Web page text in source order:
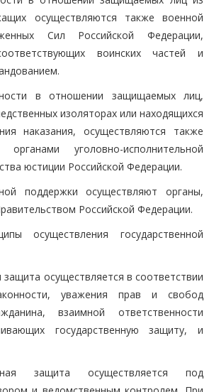
осуществляются также военной
Сил Российской Федерации,
воинских частей и
в отношении защищаемых лиц,
изоляторах или находящихся
наказания, осуществляются также
уголовно-исполнительной
юстиции Российской Федерации.
поддержки осуществляют органы,
Российской Федерации.
осуществления государственной
защита осуществляется в соответствии
уважения прав и свобод
взаимной ответственности
государственную защиту, и
защита осуществляется под